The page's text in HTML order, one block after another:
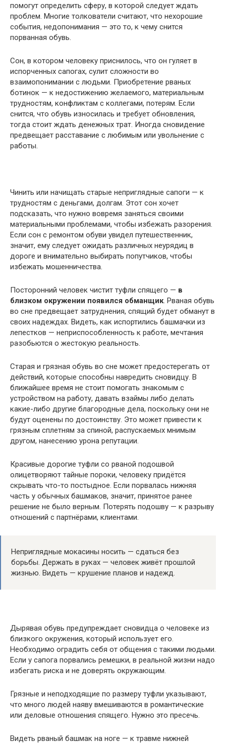
помогут определить сферу, в которой следует ждать
проблем. Многие толкователи считают, что нехорошие
события, недопонимания — это то, к чему снится
порванная обувь.
Сон, в котором человеку приснилось, что он гуляет в
испорченных сапогах, сулит сложности во
взаимопонимании с людьми. Приобретение рваных
ботинок — к недостижению желаемого, материальным
трудностям, конфликтам с коллегами, потерям. Если
снится, что обувь износилась и требует обновления,
тогда стоит ждать денежных трат. Иногда сновидение
предвещает расставание с любимым или увольнение с
работы.
Чинить или начищать старые неприглядные сапоги — к
трудностям с деньгами, долгам. Этот сон хочет
подсказать, что нужно вовремя заняться своими
материальными проблемами, чтобы избежать разорения.
Если сон с ремонтом обуви увидел путешественник,
значит, ему следует ожидать различных неурядиц в
дороге и внимательно выбирать попутчиков, чтобы
избежать мошенничества.
Посторонний человек чистит туфли спящего — в
близком окружении появился обманщик . Рваная обувь
во сне предвещает затруднения, спящий будет обманут в
своих надеждах. Видеть, как испортились башмачки из
лепестков — неприспособленность к работе, мечтания
разобьются о жестокую реальность.
Старая и грязная обувь во сне может предостерегать от
действий, которые способны навредить сновидцу. В
ближайшее время не стоит помогать знакомым с
устройством на работу, давать взаймы либо делать
какие-либо другие благородные дела, поскольку они не
будут оценены по достоинству. Это может привести к
грязным сплетням за спиной, распускаемых мнимым
другом, нанесению урона репутации.
Красивые дорогие туфли со рваной подошвой
олицетворяют тайные пороки, человеку придётся
скрывать что-то постыдное. Если порвалась нижняя
часть у обычных башмаков, значит, принятое ранее
решение не было верным. Потерять подошву — к разрыву
отношений с партнёрами, клиентами.
Неприглядные мокасины носить — сдаться без
борьбы. Держать в руках — человек живёт прошлой
жизнью. Видеть — крушение планов и надежд.
Дырявая обувь предупреждает сновидца о человеке из
близкого окружения, который использует его.
Необходимо оградить себя от общения с такими людьми.
Если у сапога порвались ремешки, в реальной жизни надо
избегать риска и не доверять окружающим.
Грязные и неподходящие по размеру туфли указывают,
что много людей наяву вмешиваются в романтические
или деловые отношения спящего. Нужно это пресечь.
Видеть рваный башмак на ноге — к травме нижней